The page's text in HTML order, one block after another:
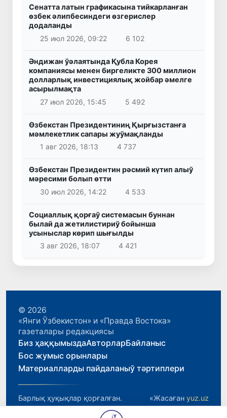
Сенатта латын графикасына тийкарланған
өзбек әлипбесиндеги өзгерислер
додаланды
25 июл 2026, 09:22
6 102
Әндижан ўәлаятында Қубла Корея
компаниясы менен биргеликте 300 миллион
долларлық инвестициялық жойбар әмелге
асырылмақта
27 июл 2026, 15:45
5 492
Өзбекстан Президентиниң Қырғызстанға
мәмлекетлик сапары жуўмақланды
1 авг 2026, 18:13
4 737
Өзбекстан Президентин рәсмий күтип алыў
мәресими болып өтти
30 июл 2026, 14:22
4 533
Социаллық қорғаў системасын буннан
былай да жетилистириў бойынша
усыныслар көрип шығылды
3 авг 2026, 18:07
4 421
© 2026
«Янги Ўзбекистон» и «Правда Востока»
газеталары редакциясы
Биз ҳаққымыздаАвторларБайланыс
Бос жумыс орынлары
Материалларды пайдаланыў тәртиплери
Барлық ҳуқықлар қорғалған. «Жасаған yuz.uz